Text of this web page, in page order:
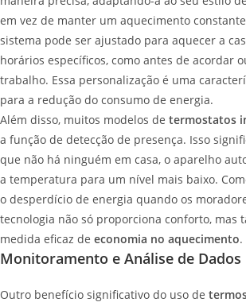
em vez de manter um aquecimento
sistema pode ser ajustado para aquecer a
horários específicos, como antes de acordar
trabalho. Essa personalização é uma
para a redução do consumo de energia.
Além disso, muitos modelos de termostatos
a função de detecção de presença. Isso
que não há ninguém em casa, o aparelho
a temperatura para um nível mais baixo.
o desperdício de energia quando os
tecnologia não só proporciona conforto, mas
medida eficaz de economia no aquecimento.
Monitoramento e Análise de Dados
Outro benefício significativo do uso de